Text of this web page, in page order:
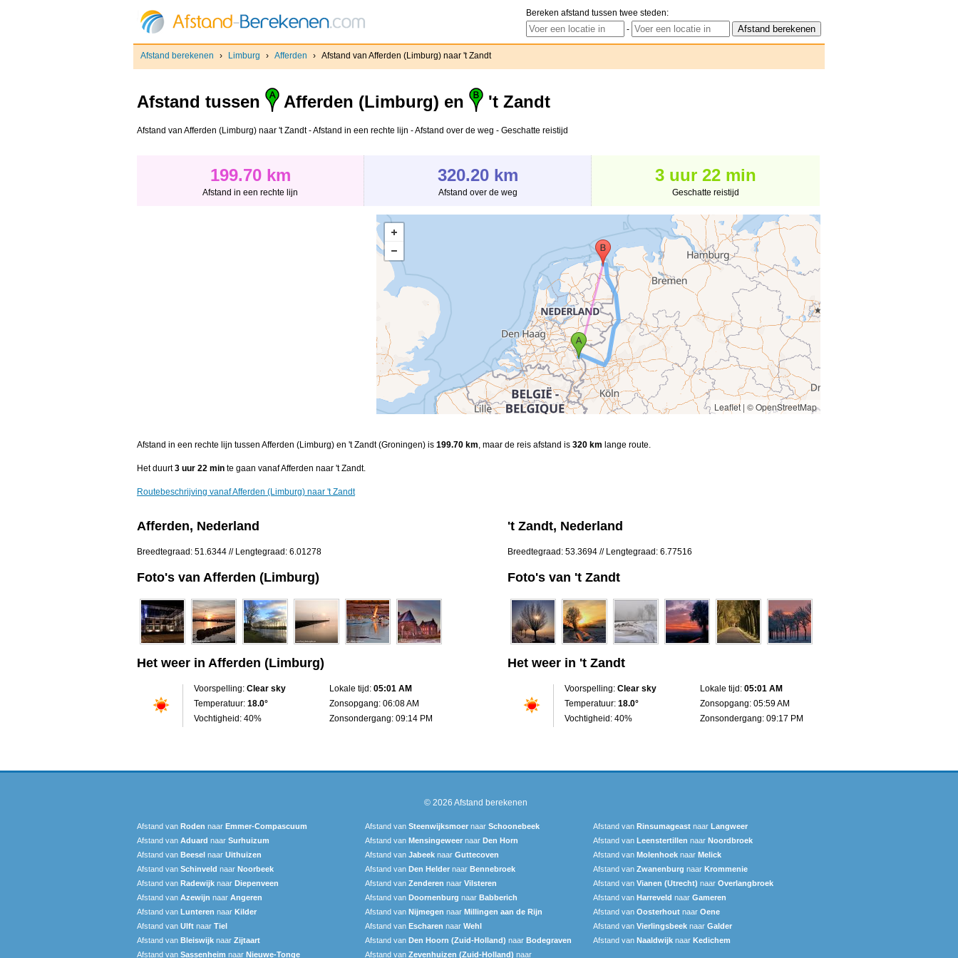
Bereken afstand tussen twee steden:
-
Afstand berekenen › Limburg › Afferden › Afstand van Afferden (Limburg) naar 't Zandt
Afstand tussen Afferden (Limburg) en 't Zandt
Afstand van Afferden (Limburg) naar 't Zandt - Afstand in een rechte lijn - Afstand over de weg - Geschatte reistijd
199.70 km
Afstand in een rechte lijn
320.20 km
Afstand over de weg
3 uur 22 min
Geschatte reistijd
Leaflet | © OpenStreetMap
Afstand in een rechte lijn tussen Afferden (Limburg) en 't Zandt (Groningen) is 199.70 km, maar de reis afstand is 320 km lange route.
Het duurt3 uur 22 min te gaan vanaf Afferden naar 't Zandt.
Routebeschrijving vanaf Afferden (Limburg) naar 't Zandt
Afferden, Nederland
Breedtegraad: 51.6344 // Lengtegraad: 6.01278
Foto's van Afferden (Limburg)
Het weer in Afferden (Limburg)
Voorspelling: Clear sky
Temperatuur: 18.0°
Vochtigheid: 40%
Lokale tijd: 05:01 AM
Zonsopgang: 06:08 AM
Zonsondergang: 09:14 PM
't Zandt, Nederland
Breedtegraad: 53.3694 // Lengtegraad: 6.77516
Foto's van 't Zandt
Het weer in 't Zandt
Voorspelling: Clear sky
Temperatuur: 18.0°
Vochtigheid: 40%
Lokale tijd: 05:01 AM
Zonsopgang: 05:59 AM
Zonsondergang: 09:17 PM
© 2026 Afstand berekenen
Afstand van Roden naar Emmer-Compascuum Afstand van Steenwijksmoer naar Schoonebeek Afstand van Rinsumageast naar Langweer‎
Afstand van Aduard naar Surhuizum Afstand van Mensingeweer naar Den Horn Afstand van Leenstertillen‎ naar Noordbroek
Afstand van Beesel naar Uithuizen Afstand van Jabeek naar Guttecoven Afstand van Molenhoek naar Melick
Afstand van Schinveld naar Noorbeek Afstand van Den Helder naar Bennebroek Afstand van Zwanenburg naar Krommenie
Afstand van Radewijk naar Diepenveen Afstand van Zenderen naar Vilsteren Afstand van Vianen (Utrecht) naar Overlangbroek
Afstand van Azewijn naar Angeren Afstand van Doornenburg naar Babberich Afstand van Harreveld naar Gameren
Afstand van Lunteren naar Kilder Afstand van Nijmegen naar Millingen aan de Rijn Afstand van Oosterhout naar Oene
Afstand van Ulft naar Tiel Afstand van Escharen naar Wehl Afstand van Vierlingsbeek naar Galder
Afstand van Bleiswijk naar Zijtaart Afstand van Den Hoorn (Zuid-Holland) naar Bodegraven Afstand van Naaldwijk naar Kedichem
Afstand van Sassenheim naar Nieuwe-Tonge Afstand van Zevenhuizen (Zuid-Holland) naar